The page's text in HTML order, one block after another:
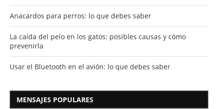
Anacardos para perros: lo que debes saber
La caída del pelo en los gatos: posibles causas y cómo
prevenirla
Usar el Bluetooth en el avión: lo que debes saber
MENSAJES POPULARES